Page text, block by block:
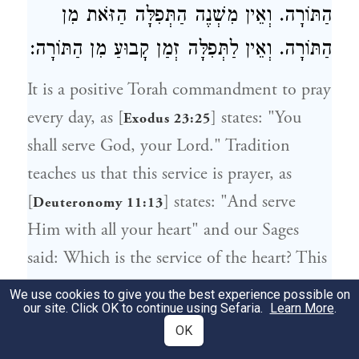
הַתּוֹרָה. וְאֵין מִשְׁנֶה הַתְּפִלָּה הַזֹּאת מִן
הַתּוֹרָה. וְאֵין לַתְּפִלָּה זְמַן קָבוּעַ מִן הַתּוֹרָה:
It is a positive Torah commandment to pray
every day, as [Exodus 23:25] states: "You
shall serve God, your Lord." Tradition
teaches us that this service is prayer, as
[Deuteronomy 11:13] states: "And serve
Him with all your heart" and our Sages
said: Which is the service of the heart? This
is prayer.
The number of prayers is not prescribed in
the Torah, nor does it prescribe a specific
We use cookies to give you the best experience possible on
our site. Click OK to continue using Sefaria. Learn More.
OK